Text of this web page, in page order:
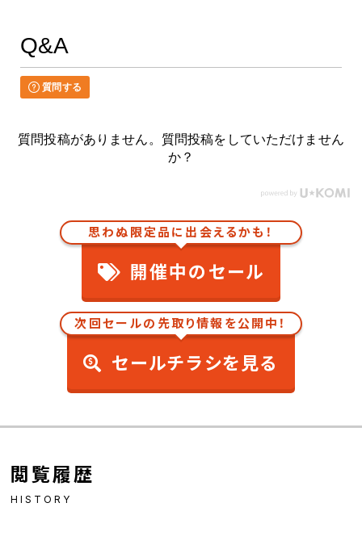
Q&A
質問する
質問投稿がありません。質問投稿をしていただけません
か？
思わぬ限定品に出会えるかも！
開催中のセール
次回セールの先取り情報を公開中！
セールチラシを見る
閲覧履歴
HISTORY